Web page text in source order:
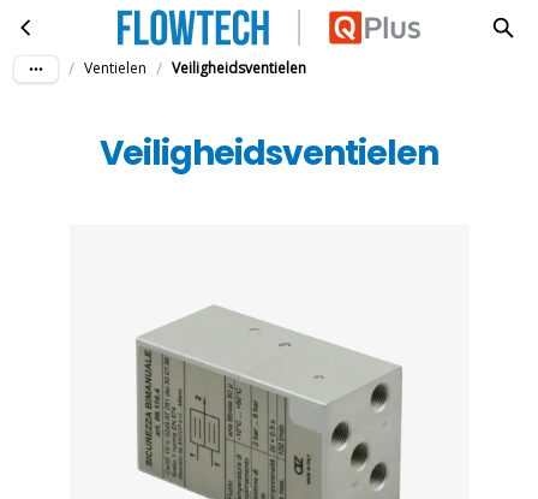
Ga naar hoofdinhoudVeiligheidsventielen
/ Ventielen / Veiligheidsventielen
Veiligheidsventielen